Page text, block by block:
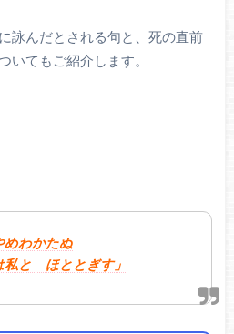
詠んだとされる句と、死の直前
いてもご紹介します。
わかたぬ
と ほととぎす」